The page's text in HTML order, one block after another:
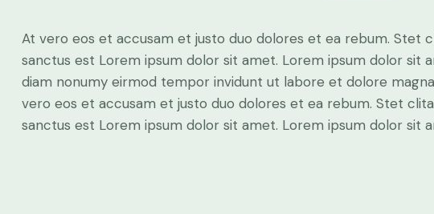
At vero eos et accusam et justo duo dolores et ea rebum. Stet
sanctus est Lorem ipsum dolor sit amet. Lorem ipsum dolor sit
diam nonumy eirmod tempor invidunt ut labore et dolore
vero eos et accusam et justo duo dolores et ea rebum. Stet
sanctus est Lorem ipsum dolor sit amet. Lorem ipsum dolor sit